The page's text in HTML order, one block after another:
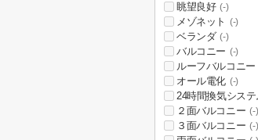
眺望良好 (-)
メゾネット (-)
ベランダ (-)
バルコニー (-)
ルーフバルコニー
オール電化 (-)
24時間換気システ
２面バルコニー (-)
３面バルコニー (-)